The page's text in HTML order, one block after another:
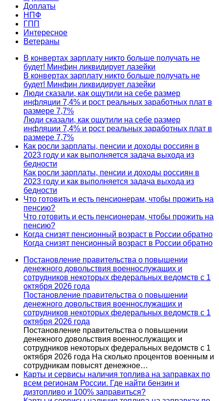
Доплаты
НПФ
ГПП
Интересное
Ветераны
В конвертах зарплату никто больше получать не
будет! Минфин ликвидирует лазейки
В конвертах зарплату никто больше получать не
будет! Минфин ликвидирует лазейки
Люди сказали, как ощутили на себе размер
инфляции 7,4% и рост реальных заработных плат в
размере 7,7%
Люди сказали, как ощутили на себе размер
инфляции 7,4% и рост реальных заработных плат в
размере 7,7%
Как росли зарплаты, пенсии и доходы россиян в
2023 году и как выполняется задача выхода из
бедности
Как росли зарплаты, пенсии и доходы россиян в
2023 году и как выполняется задача выхода из
бедности
Что готовить и есть пенсионерам, чтобы прожить на
пенсию?
Что готовить и есть пенсионерам, чтобы прожить на
пенсию?
Когда снизят пенсионный возраст в России обратно
Когда снизят пенсионный возраст в России обратно
Постановление правительства о повышении
денежного довольствия военнослужащих и
сотрудников некоторых федеральных ведомств с 1
октября 2026 года
Постановление правительства о повышении
денежного довольствия военнослужащих и
сотрудников некоторых федеральных ведомств с 1
октября 2026 года
Постановление правительства о повышении
денежного довольствия военнослужащих и
сотрудников некоторых федеральных ведомств с 1
октября 2026 года На сколько процентов военным и
сотрудникам повысят денежное…
Карты и сервисы наличия топлива на заправках по
всем регионам России. Где найти бензин и
дизтопливо и 100% заправиться?